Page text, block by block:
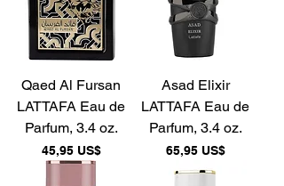
Qaed Al Fursan
LATTAFA Eau de
Parfum, 3.4 oz.
Precio
45,95 US$
Asad Elixir
LATTAFA Eau de
Parfum, 3.4 oz.
Precio
65,95 US$